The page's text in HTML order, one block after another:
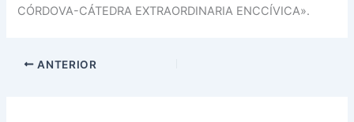
CÓRDOVA-CÁTEDRA EXTRAORDINARIA ENCCÍVICA».
ANTERIOR